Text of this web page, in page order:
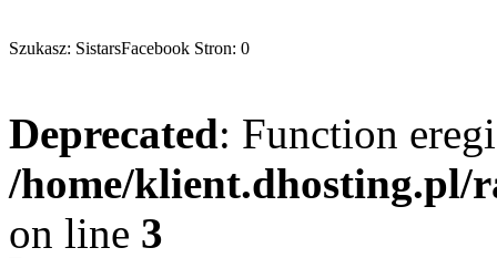
Szukasz: SistarsFacebook Stron: 0
Deprecated: Function
/home/
on line 3